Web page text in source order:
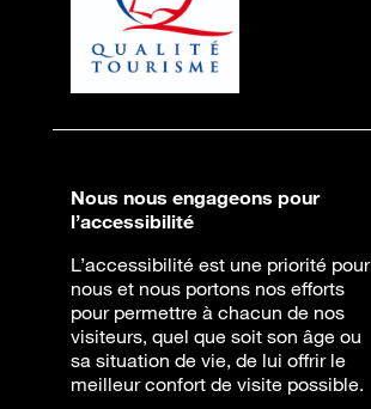
Nous nous engageons pour
l’accessibilité
L’accessibilité est une priorité pour
nous et nous portons nos efforts
pour permettre à chacun de nos
visiteurs, quel que soit son âge ou
sa situation de vie, de lui offrir le
meilleur confort de visite possible.